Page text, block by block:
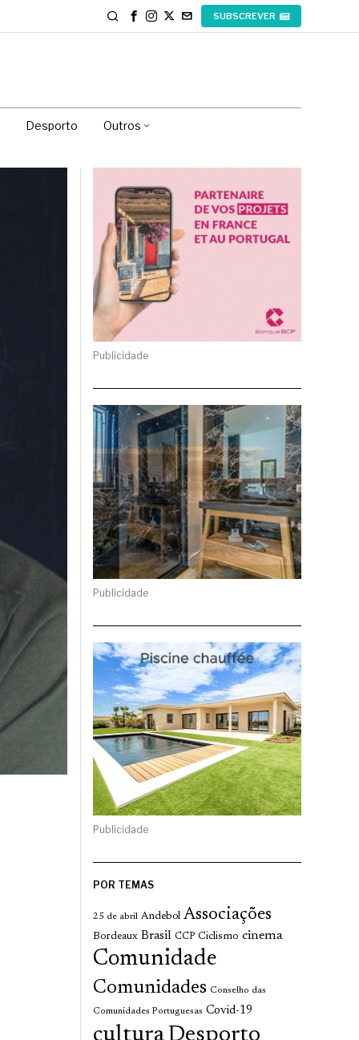
SUBSCREVER
Desporto Outros
Publicidade
Publicidade
Publicidade
POR TEMAS
25 de abril Andebol Associações
Bordeaux Brasil CCP Ciclismo cinema
Comunidade
Comunidades Conselho das
Comunidades Portuguesas Covid-19